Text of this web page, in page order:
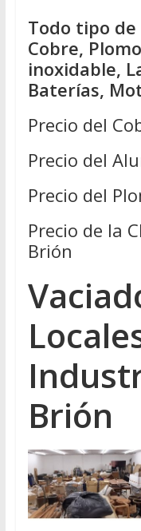
Todo tipo
Cobre,
inoxidable,
Baterías,
Precio del
Precio del
Precio del
Precio de la
Brión
Brión